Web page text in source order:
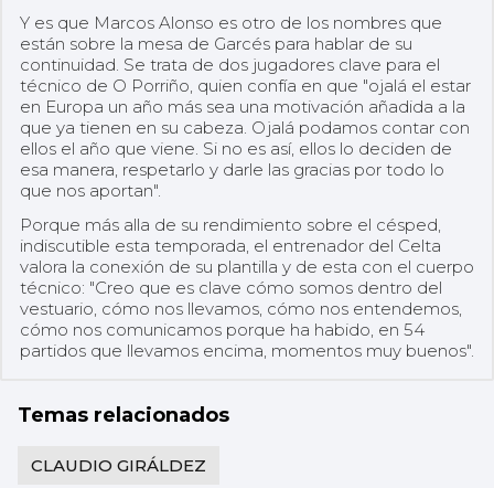
Y es que Marcos Alonso es otro de los nombres que
están sobre la mesa de Garcés para hablar de su
continuidad. Se trata de dos jugadores clave para el
técnico de O Porriño, quien confía en que "ojalá el estar
en Europa un año más sea una motivación añadida a la
que ya tienen en su cabeza. Ojalá podamos contar con
ellos el año que viene. Si no es así, ellos lo deciden de
esa manera, respetarlo y darle las gracias por todo lo
que nos aportan".
Porque más alla de su rendimiento sobre el césped,
indiscutible esta temporada, el entrenador del Celta
valora la conexión de su plantilla y de esta con el cuerpo
técnico: "Creo que es clave cómo somos dentro del
vestuario, cómo nos llevamos, cómo nos entendemos,
cómo nos comunicamos porque ha habido, en 54
partidos que llevamos encima, momentos muy buenos".
Temas relacionados
CLAUDIO GIRÁLDEZ